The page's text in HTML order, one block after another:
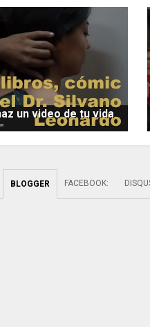
un video de tu vida
BLOGGER FACEBOOK: